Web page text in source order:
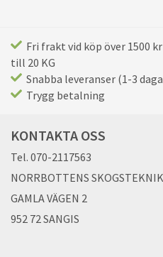
Fri frakt vid köp över 1500
till 20 KG
Snabba leveranser (1-3
Trygg betalning
KONTAKTA OSS
Tel. 070-2117563
NORRBOTTENS SKOGSTEKNIK
GAMLA VÄGEN 2
952 72 SANGIS